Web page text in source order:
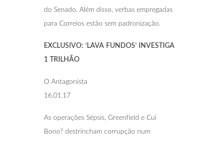
do Senado. Além disso, verbas empregadas
para Correios estão sem padronização.
EXCLUSIVO: ‘LAVA FUNDOS’ INVESTIGA
1 TRILHÃO
O Antagonista
16.01.17
As operações Sépsis, Greenfield e Cui
Bono? destrincham corrupção num